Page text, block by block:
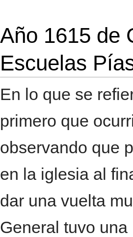
Año 1615 de
Escuelas
En lo que se
primero que
observando que
en la iglesia al
dar una vuelta
General tuvo